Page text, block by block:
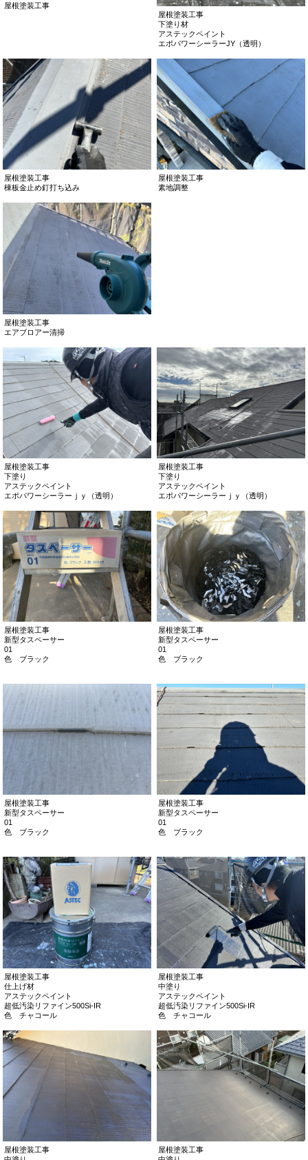
屋根塗装工事
屋根塗装工事
下塗り材
アステックペイント
エポパワーシーラーJY（透明）
屋根塗装工事
棟板金止め釘打ち込み
屋根塗装工事
素地調整
屋根塗装工事
エアブロアー清掃
屋根塗装工事
下塗り
アステックペイント
エポパワーシーラーｊｙ（透明）
屋根塗装工事
下塗り
アステックペイント
エポパワーシーラーｊｙ（透明）
屋根塗装工事
新型タスペーサー
01
色 ブラック
屋根塗装工事
新型タスペーサー
01
色 ブラック
屋根塗装工事
新型タスペーサー
01
色 ブラック
屋根塗装工事
新型タスペーサー
01
色 ブラック
屋根塗装工事
仕上げ材
アステックペイント
超低汚染リファイン500Si-IR
色 チャコール
屋根塗装工事
中塗り
アステックペイント
超低汚染リファイン500Si-IR
色 チャコール
屋根塗装工事
屋根塗装工事